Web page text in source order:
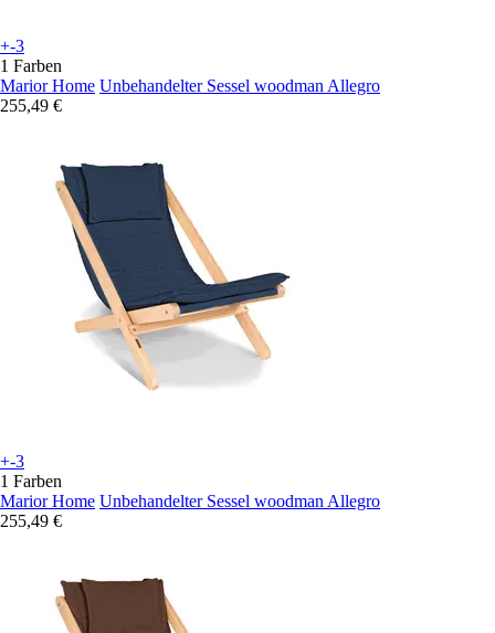
+-3
1 Farben
Marior Home Unbehandelter Sessel woodman Allegro
255,49 €
+-3
1 Farben
Marior Home Unbehandelter Sessel woodman Allegro
255,49 €